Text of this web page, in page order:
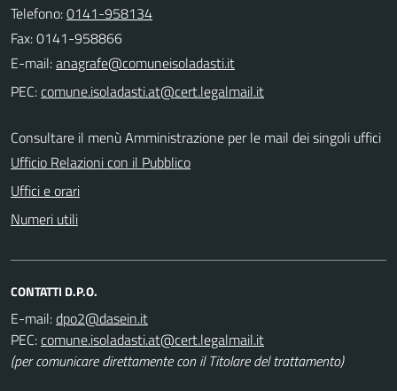
Telefono:0141-958134
Fax: 0141-958866
E-mail:
PEC:
Consultare il menù Amministrazione per le mail dei singoli uffici
Ufficio Relazioni con il Pubblico
Uffici e orari
Numeri utili
CONTATTI D.P.O.
E-mail:
PEC:
(per comunicare direttamente con il Titolare del trattamento)